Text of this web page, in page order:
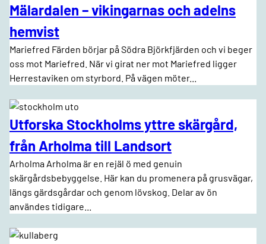
Mälardalen – vikingarnas och adelns
hemvist
Mariefred Färden börjar på Södra Björkfjärden och vi beger
oss mot Mariefred. När vi girat ner mot Mariefred ligger
Herrestaviken om styrbord. På vägen möter...
Utforska Stockholms yttre skärgård,
från Arholma till Landsort
Arholma Arholma är en rejäl ö med genuin
skärgårdsbebyggelse. Här kan du promenera på grusvägar,
längs gärdsgårdar och genom lövskog. Delar av ön
användes tidigare...